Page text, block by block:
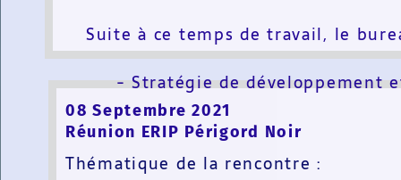
Suite à ce temps de travail, le
- Stratégie de développement et
08 Septembre 2021
Réunion ERIP Périgord Noir
Thématique de la rencontre :